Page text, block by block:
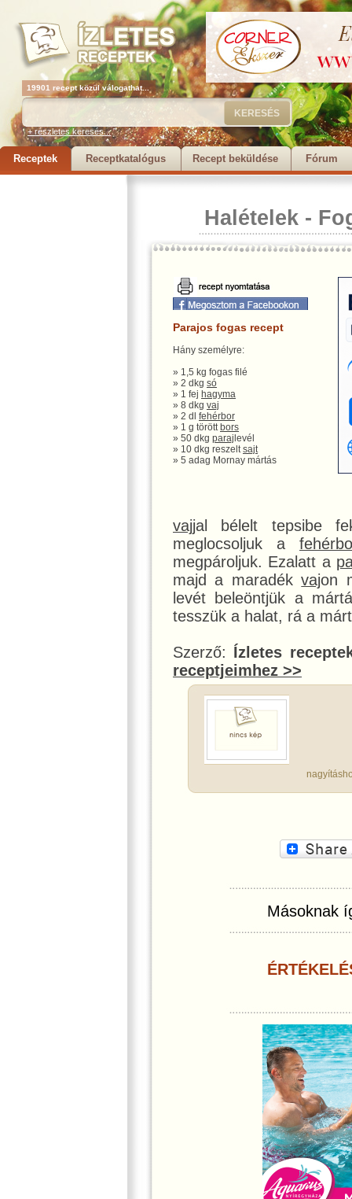
19901 recept közül válogathat...
+ részletes keresés...
Receptek Receptkatalógus Recept beküldése Fórum
Halételek -
Parajos fogas recept
Hány személyre:
» 1,5 kg fogas filé
» 2 dkg só
» 1 fej hagyma
» 8 dkg vaj
» 2 dl fehérbor
» 1 g törött bors
» 50 dkg paraj levél
» 10 dkg reszeltsajt
» 5 adag Mornay mártás
vajjal bélelt tepsibe
meglocsoljuk a
megpároljuk. Ezalatt a
majd a maradékvajon
levét beleöntjük a
tesszük a halat, rá a
Szerző: Ízletes
receptjeimhez >>
Másoknak